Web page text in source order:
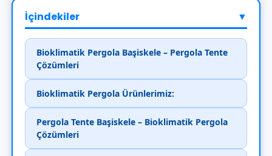
İçindekiler ▼
Bioklimatik Pergola Başiskele – Pergola Tente
Çözümleri
Bioklimatik Pergola Ürünlerimiz:
Pergola Tente Başiskele – Bioklimatik Pergola
Çözümleri